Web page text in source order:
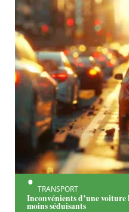
TRANSPORT
Inconvénients d’une voiture
moins séduisants